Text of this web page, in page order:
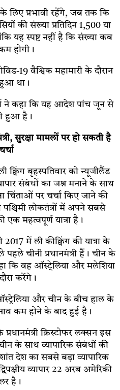
लिए प्रभावी रहेंगे, जब तक कि
की संख्या प्रतिदिन 1,500 या
यह स्पष्ट नहीं है कि संख्या कब
होगी।
19 वैश्विक महामारी के दौरान
था।
ने कहा कि यह आदेश पांच जून से
हुआ है।
सुरक्षा मामलों पर हो सकती है
क्विंग बृहस्पतिवार को न्यूजीलैंड
संबंधों का जश्न मनाने के साथ
चिंताओं पर चर्चा किए जाने की
पश्चिमी लोकतंत्रों में अपने सबसे
एक महत्वपूर्ण यात्रा है।
में ली कीक्विंग की यात्रा के
पहले चीनी प्रधानमंत्री हैं। चीन के
कि वह ऑस्ट्रेलिया और मलेशिया
करेंगे।
ऑस्ट्रेलिया और चीन के बीच हाल के
कम होने के बाद हुई है।
क्रिस्टोफर लक्सन इस
के साथ व्यापारिक संबंधों की
देश का सबसे बड़ा व्यापारिक
व्यापार 22 अरब अमेरिकी
है।